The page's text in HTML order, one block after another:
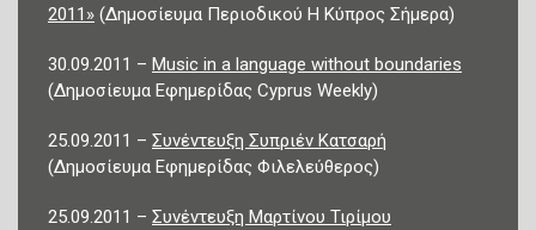
2011» (Δημοσίευμα Περιοδικού Η Κύπρος Σήμερα)
30.09.2011 – Music in a language without boundaries
(Δημοσίευμα Εφημερίδας Cyprus Weekly)
25.09.2011 – Συνέντευξη Συπριέν Κατσαρή
(Δημοσίευμα Εφημερίδας Φιλελεύθερος)
25.09.2011 – Συνέντευξη Μαρτίνου Τιρίμου